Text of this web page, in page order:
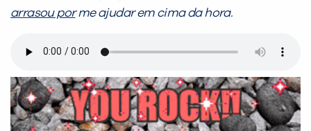
arrasou porme ajudar em cima da hora.